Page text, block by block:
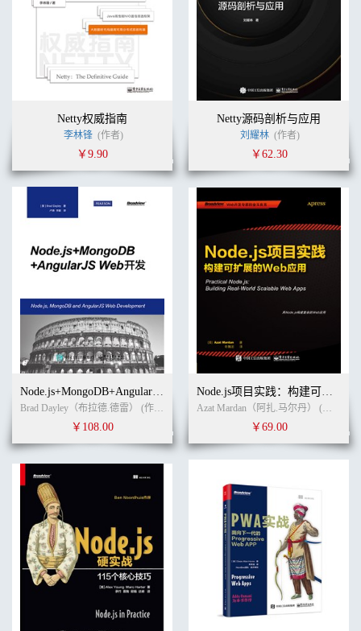
Netty权威指南
李林锋 (作者)
￥9.90
Netty源码剖析与应用
刘耀林 (作者)
￥62.30
Node.js+MongoDB+AngularJS Web开发
Brad Dayley（布拉德.德雷） (作者) (译者)
￥108.00
Node.js项目实践：构建可扩展的Web应用
Azat Mardan（阿扎.马尔丹） (作者)
￥69.00